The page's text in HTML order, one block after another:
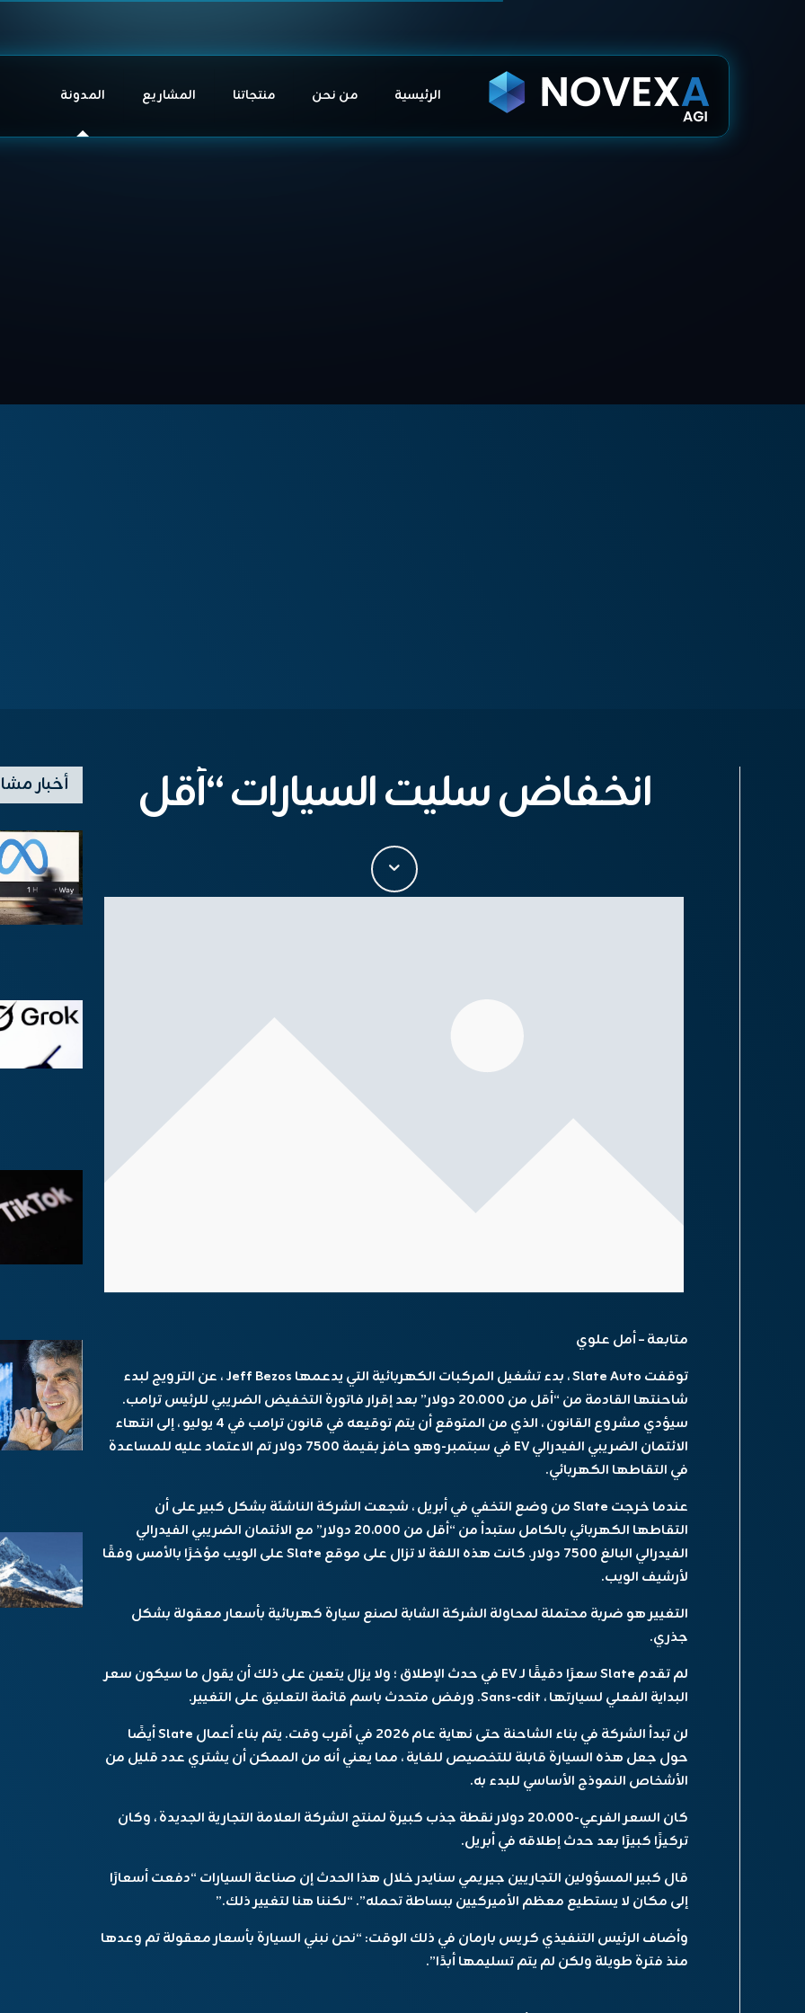
الرئيسية من نحن منتجاتنا المشاريع المدونة
انخفاض سليت السيارات “أقل
متابعة – أمل علوي
توقفت Slate Auto ، بدء تشغيل المركبات الكهربائية التي يدعمها Jeff Bezos ، عن الترويج لبدء
شاحنتها القادمة من “أقل من 20،000 دولار” بعد إقرار فاتورة التخفيض الضريبي للرئيس ترامب.
سيؤدي مشروع القانون ، الذي من المتوقع أن يتم توقيعه في قانون ترامب في 4 يوليو ، إلى انتهاء
الائتمان الضريبي الفيدرالي EV في سبتمبر-وهو حافز بقيمة 7500 دولار تم الاعتماد عليه للمساعدة
في التقاطها الكهربائي.
عندما خرجت Slate من وضع التخفي في أبريل ، شجعت الشركة الناشئة بشكل كبير على أن
التقاطها الكهربائي بالكامل ستبدأ من “أقل من 20،000 دولار” مع الائتمان الضريبي الفيدرالي
الفيدرالي البالغ 7500 دولار. كانت هذه اللغة لا تزال على موقع Slate على الويب مؤخرًا بالأمس وفقًا
لأرشيف الويب.
التغيير هو ضربة محتملة لمحاولة الشركة الشابة لصنع سيارة كهربائية بأسعار معقولة بشكل
جذري.
لم تقدم Slate سعرًا دقيقًا لـ EV في حدث الإطلاق ؛ ولا يزال يتعين على ذلك أن يقول ما سيكون سعر
البداية الفعلي لسيارتها ، Sans-cdit. ورفض متحدث باسم قائمة التعليق على التغيير.
لن تبدأ الشركة في بناء الشاحنة حتى نهاية عام 2026 في أقرب وقت. يتم بناء أعمال Slate أيضًا
حول جعل هذه السيارة قابلة للتخصيص للغاية ، مما يعني أنه من الممكن أن يشتري عدد قليل من
الأشخاص النموذج الأساسي للبدء به.
كان السعر الفرعي-20،000 دولار نقطة جذب كبيرة لمنتج الشركة العلامة التجارية الجديدة ، وكان
تركيزًا كبيرًا بعد حدث إطلاقه في أبريل.
قال كبير المسؤولين التجاريين جيريمي سنايدر خلال هذا الحدث إن صناعة السيارات “دفعت أسعارًا
إلى مكان لا يستطيع معظم الأميركيين ببساطة تحمله”. “لكننا هنا لتغيير ذلك.”
وأضاف الرئيس التنفيذي كريس بارمان في ذلك الوقت: “نحن نبني السيارة بأسعار معقولة تم وعدها
منذ فترة طويلة ولكن لم يتم تسليمها أبدًا”.
أخبار